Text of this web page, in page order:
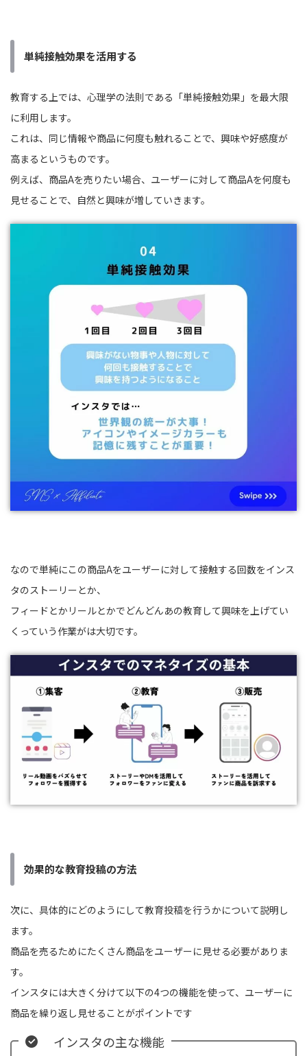
単純接触効果を活用する
教育する上では、心理学の法則である「単純接触効果」を最大限
に利用します。
これは、同じ情報や商品に何度も触れることで、興味や好感度が
高まるというものです。
例えば、商品Aを売りたい場合、ユーザーに対して商品Aを何度も
見せることで、自然と興味が増していきます。
なので単純にこの商品Aをユーザーに対して接触する回数をインス
タのストーリーとか、
フィードとかリールとかでどんどんあの教育して興味を上げてい
くっていう作業がは大切です。
効果的な教育投稿の方法
次に、具体的にどのようにして教育投稿を行うかについて説明し
ます。
商品を売るためにたくさん商品をユーザーに見せる必要がありま
す。
インスタには大きく分けて以下の4つの機能を使って、ユーザーに
商品を繰り返し見せることがポイントです
インスタの主な機能